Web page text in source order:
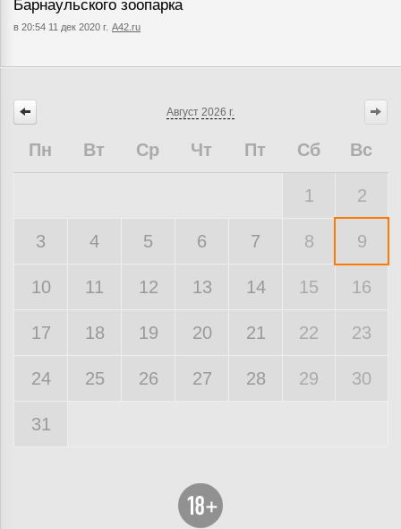
Барнаульского зоопарка
в 20:54 11 дек 2020 г. А42.ru
Август 2026 г.
Пн Вт Ср Чт Пт Сб Вс
1 2
3 4 5 6 7 8 9
10 11 12 13 14 15 16
17 18 19 20 21 22 23
24 25 26 27 28 29 30
31